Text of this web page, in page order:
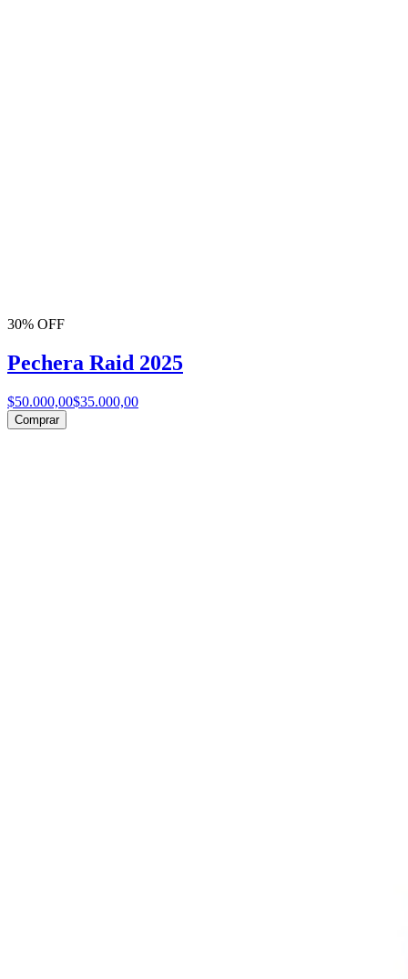
30% OFF
Pechera Raid 2025
$50.000,00$35.000,00
Comprar